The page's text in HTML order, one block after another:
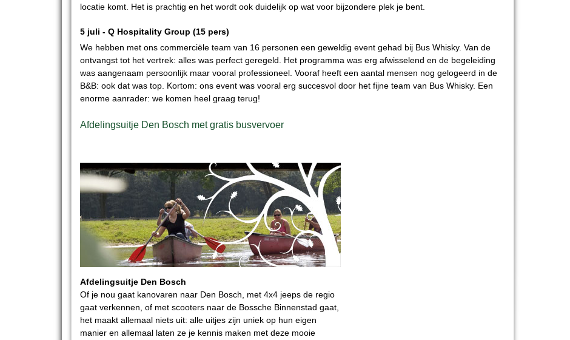
locatie komt. Het is prachtig en het wordt ook duidelijk op wat voor bijzondere plek je bent.
5 juli - Q Hospitality Group (15 pers)
We hebben met ons commerciële team van 16 personen een geweldig event gehad bij Bus Whisky. Van de
ontvangst tot het vertrek: alles was perfect geregeld. Het programma was erg afwisselend en de begeleiding
was aangenaam persoonlijk maar vooral professioneel. Vooraf heeft een aantal mensen nog gelogeerd in de
B&B: ook dat was top. Kortom: ons event was vooral erg succesvol door het fijne team van Bus Whisky. Een
enorme aanrader: we komen heel graag terug!
Afdelingsuitje Den Bosch met gratis busvervoer
Afdelingsuitje Den Bosch
Of je nou gaat kanovaren naar Den Bosch, met 4x4 jeeps de regio
gaat verkennen, of met scooters naar de Bossche Binnenstad gaat,
het maakt allemaal niets uit: alle uitjes zijn uniek op hun eigen
manier en allemaal laten ze je kennis maken met deze mooie